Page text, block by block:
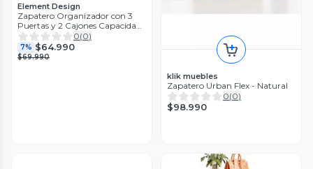
Element Design
Zapatero Organizador con 3
Puertas y 2 Cajones Capacidad
12 Pares
0(0)
7% $64.990
$69.990
klik muebles
Zapatero Urban Flex - Natural
0(0)
$98.990